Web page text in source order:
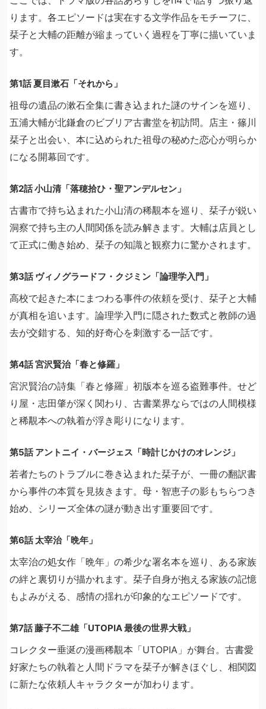
ります。各エピソードは実在する文学作品をモチーフに、
栞子と大輔の距離が縮まっていく過程を丁寧に描いていま
す。
第1話 夏目漱石「それから」
祖母の遺品の漱石全集に書き込まれた謎のサインを巡り、
五浦大輔が北鎌倉のビブリア古書堂を初訪問。店主・篠川
栞子と出会い、本に込められた祖母の秘めた恋心が明らか
になる開幕回です。
第2話 小山清「落穂拾ひ・聖アンデルセン」
古書市で持ち込まれた小山清の稀覯本を巡り、栞子が鋭い
洞察で持ち主の人間関係を読み解きます。大輔は店員とし
て正式に働き始め、栞子の知識と観察力に驚かされます。
第3話 ヴィノグラードフ・クジミン「論理学入門」
高校で起きた本にまつわる事件の依頼を受け、栞子と大輔
が真相を追います。論理学入門に隠された数式と教師の過
去が交錯する、知的好奇心を刺激する一話です。
第4話 宮沢賢治「春と修羅」
宮沢賢治の詩集「春と修羅」初版本を巡る盗難事件。せど
り屋・志田肇が深く関わり、古書業界ならではの人間模様
と稀覯本への執着が浮き彫りになります。
第5話 アントニイ・バージェス「時計じかけのオレンジ」
若者たちのトラブルに巻き込まれた栞子が、一冊の翻訳書
から事件の本質を見抜きます。母・智恵子の影もちらつき
始め、シリーズ全体の謎が動き出す重要回です。
第6話 太宰治「晩年」
太宰治の処女作「晩年」の希少な署名本を巡り、ある家族
の絆と裏切りが描かれます。栞子自身が抱える家族の記憶
もよみがえる、感情の揺れが印象的なエピソードです。
第7話 藤子不二雄「UTOPIA 最後の世界大戦」
コレクター垂涎の漫画稀覯本「UTOPIA」が舞台。古書愛
好家たちの執着と人間ドラマを栞子が解きほぐし、相関図
に新たな依頼人キャラクターが加わります。